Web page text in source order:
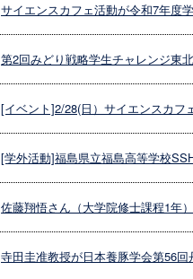
サイエンスカフェ活動が令和7年度
第2回みどり戦略学生チャレンジ東
[イベント]2/28(日）サイエンスカフ
[学外活動]福島県立福島高等学校
佐藤翔悟さん（大学院修士課程1年
寺田圭准教授が日本養豚学会第56